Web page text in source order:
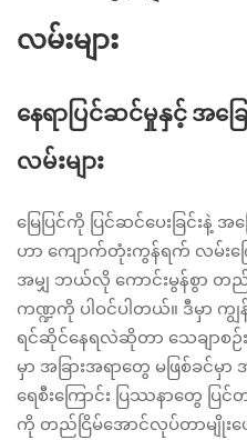
လမ်းများ
နေရာပြင်ဆင်မှုနှင့် အခြ
လမ်းများ
မြေပြင်ကို ပြင်ဆင်ပေးခြင်းနဲ့
ဟာ ကျောက်တုံးကွန်ရက် လမ်းက
အမျှ ဘယ်လို ကောင်းမွန်စွာ တ
ကဏ္ဍကို ပါဝင်ပါတယ်။ ဒီမှာ က
ရင်ဆိုင်နေရလဲဆိုတာ သေချာစဉ်
မှာ အခြားအရာတွေ မဖြစ်ခ
ရေစီးကြောင်း ပြဿနာတွေ ပြ
ကို တည်ငြိမ်အောင်လုပ်တာမျိုးပ